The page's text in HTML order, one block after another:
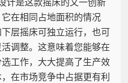
在相同占地面积的情况
层摇床可独立运行，也可
调整。这意味着您能够在
工作，大大提高了生产效
在市场竞争中占据更有利